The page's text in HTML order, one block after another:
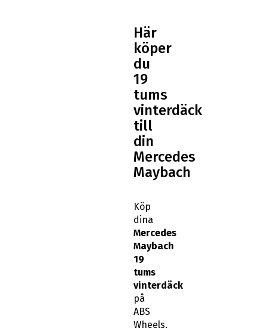
Här
köper
du
19
tums
vinterdäck
till
din
Mercedes
Maybach
Köp
dina
Mercedes
Maybach
19
tums
vinterdäck
på
ABS
Wheels.